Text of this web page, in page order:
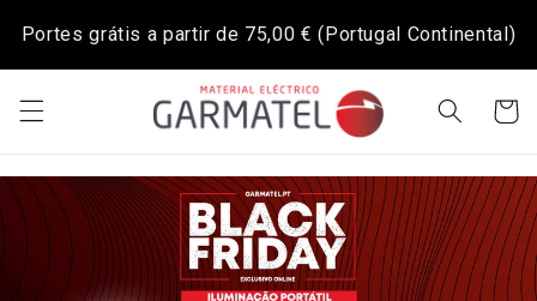
Portes grátis a partir de 75,00 € (Portugal Continental)
para o
conteúdo